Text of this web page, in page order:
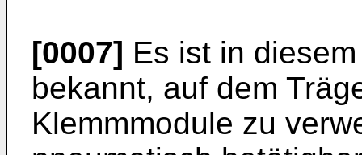
[0007] Es ist in
bekannt, auf dem
Klemmmodule zu